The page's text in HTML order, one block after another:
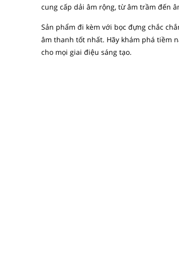
cung cấp dải âm rộng, từ âm trầm đến
Sản phẩm đi kèm với bọc đựng chắc
âm thanh tốt nhất. Hãy khám phá tiềm
cho mọi giai điệu sáng tạo.